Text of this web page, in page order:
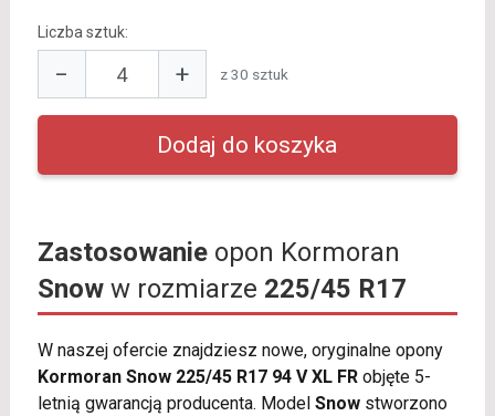
Liczba sztuk:
− + z 30 sztuk
Zastosowanieopon Kormoran
Snoww rozmiarze 225/45 R17
W naszej ofercie znajdziesz nowe, oryginalne opony
Kormoran Snow 225/45 R17 94 V XL FRobjęte 5-
letnią gwarancją producenta. Model Snowstworzono